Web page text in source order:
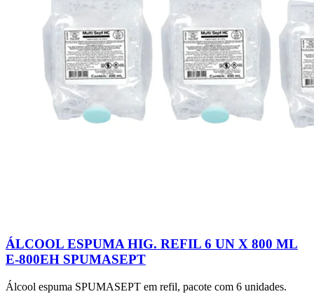
ÁLCOOL ESPUMA HIG. REFIL 6 UN X 800 ML
E-800EH SPUMASEPT
Álcool espuma SPUMASEPT em refil, pacote com 6 unidades.